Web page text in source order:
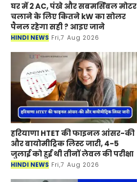
घर में 2 AC, पंखे और सबमर्सिबल मोटर
चलाने के लिए कितने kW का सोलर
पैनल रहेगा सही ? आइए जाने
HINDI NEWS Fri,7 Aug 2026
हरियाणा HTET की फाइनल आंसर-की
और बायोमीट्रिक लिस्ट जारी, 4-5
जुलाई को हुई थी तीनों लेवल की परीक्षा
HINDI NEWS Fri,7 Aug 2026